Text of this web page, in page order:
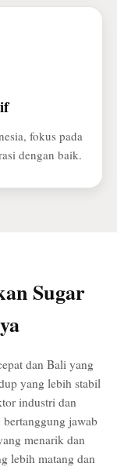
fokus pada
dengan baik.
Sugar
dan Bali yang
yang lebih stabil
industri dan
jawab
menarik dan
lebih matang dan